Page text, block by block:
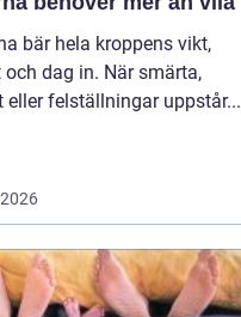
bär hela kroppens vikt,
och dag in. När smärta,
eller felställningar uppstår...